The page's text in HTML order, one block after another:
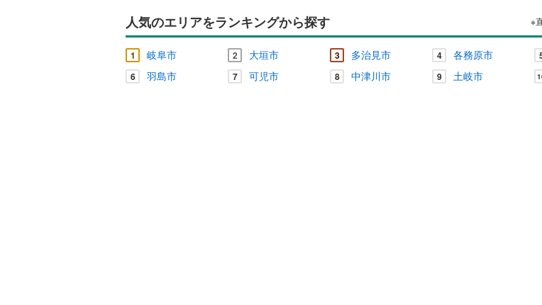
人気のエリアをランキングから探す ※
1 岐阜市 2 大垣市 3 多治見市 4 各務原市
6 羽島市 7 可児市 8 中津川市 9 土岐市